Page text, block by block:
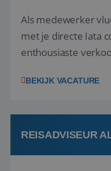
Als medewerker
met je directe Iata
enthousiaste
en tarieven waar je
kwaliteitsbewaking
BEKIJK VACATURE
REISADVISEUR